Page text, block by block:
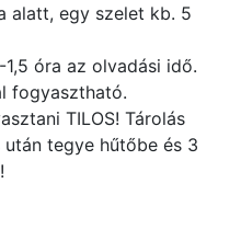
alatt, egy szelet kb. 5
óra az olvadási idő.
fogyasztható.
TILOS! Tárolás
tegye hűtőbe és 3